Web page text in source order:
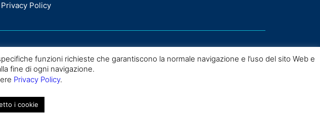
Privacy Policy
di Scienze del Patrimonio Culturale – 2026
funzioni richieste che garantiscono la normale navigazione e l’uso del sito Web e
fine di ogni navigazione.
Privacy Policy.
i cookie